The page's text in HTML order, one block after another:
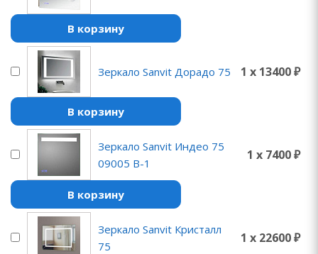
В корзину
Зеркало Sanvit Дорадо 75 1 x 13400 ₽
В корзину
Зеркало Sanvit Индео 75
09005 B-1
1 x 7400 ₽
В корзину
Зеркало Sanvit Кристалл
75
1 x 22600 ₽